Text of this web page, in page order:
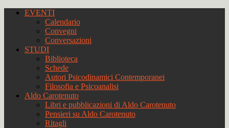
EVENTI
Calendario
Convegni
Conversazioni
STUDI
Biblioteca
Schede
Autori Psicodinamici Contemporanei
Filosofia e Psicoanalisi
Aldo Carotenuto
Libri e pubblicazioni di Aldo Carotenuto
Pensieri su Aldo Carotenuto
Ritagli